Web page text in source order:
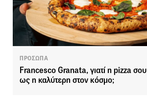
ΠΡΟΣΩΠΑ
Francesco Granata, γιατί η pizza
ως η καλύτερη στον κόσμο;